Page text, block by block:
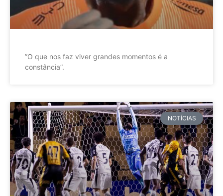
”O que nos faz viver grandes momentos é a
constância”.
NOTÍCIAS